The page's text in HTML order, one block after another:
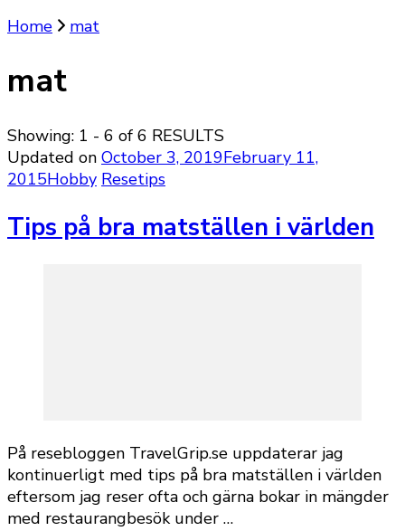
Home
mat
mat
Showing: 1 - 6 of 6 RESULTS
Updated on October 3, 2019February 11,
2015Hobby Resetips
Tips på bra matställen i världen
På resebloggen TravelGrip.se uppdaterar jag
kontinuerligt med tips på bra matställen i världen
eftersom jag reser ofta och gärna bokar in mängder
med restaurangbesök under …